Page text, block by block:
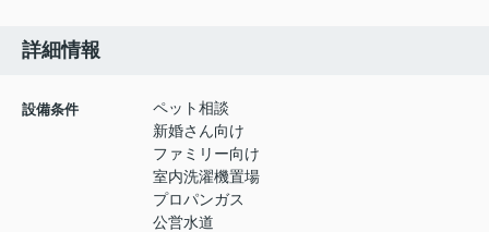
詳細情報
設備条件
ペット相談
新婚さん向け
ファミリー向け
室内洗濯機置場
プロパンガス
公営水道